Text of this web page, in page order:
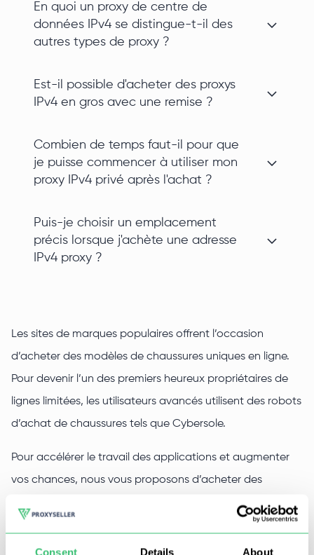
Consent Details About
En quoi un proxy de centre de
données IPv4 se distingue-t-il des
autres types de proxy ?
Est-il possible d'acheter des proxys
IPv4 en gros avec une remise ?
Combien de temps faut-il pour que
je puisse commencer à utiliser mon
proxy IPv4 privé après l'achat ?
Puis-je choisir un emplacement
précis lorsque j'achète une adresse
IPv4 proxy ?
Les sites de marques populaires offrent l’occasion
d’acheter des modèles de chaussures uniques en ligne.
Pour devenir l’un des premiers heureux propriétaires de
lignes limitées, les utilisateurs avancés utilisent des robots
d’achat de chaussures tels que Cybersole.
Pour accélérer le travail des applications et augmenter
vos chances, nous vous proposons d’acheter des
serveurs proxy privés de Proxy-Vendeur, dont l’utilisation
permettra non seulement d’améliorer le fonctionnement
de ces logiciels, mais aussi de ne pas se soucier des